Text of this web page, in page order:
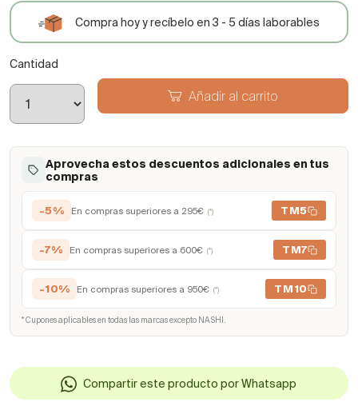
Compra hoy y recíbelo en 3 - 5 días laborables
Cantidad
Añadir al carrito
Aprovecha estos descuentos adicionales en tus
compras
-5% En compras superiores a 295€ (*) TM5
-7% En compras superiores a 600€ (*) TM7
-10% En compras superiores a 950€ (*) TM10
* Cupones aplicables en todas las marcas excepto NASHI.
Compartir este producto por Whatsapp